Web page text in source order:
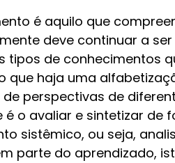
é aquilo que
deve continuar a
tipos de conhecimentos
que haja uma
perspectivas de
é o avaliar e sintetizar de
sistêmico, ou seja,
parte do aprendizado,